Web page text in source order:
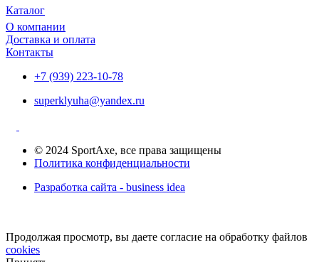
Каталог
О компании
Доставка и оплата
Контакты
+7 (939) 223-10-78
superklyuha@yandex.ru
© 2024 SportAxe, все права защищены
Политика конфиденциальности
Разработка сайта - business idea
Продолжая просмотр, вы даете согласие на обработку файлов
cookies